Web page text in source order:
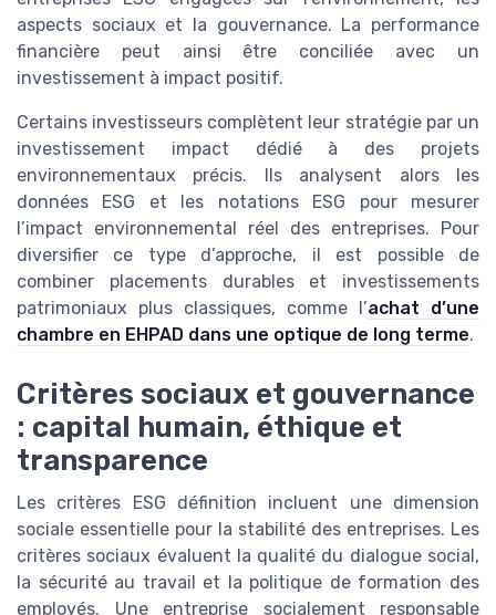
aspects sociaux et la gouvernance. La performance
financière peut ainsi être conciliée avec un
investissement à impact positif.
Certains investisseurs complètent leur stratégie par un
investissement impact dédié à des projets
environnementaux précis. Ils analysent alors les
données ESG et les notations ESG pour mesurer
l’impact environnemental réel des entreprises. Pour
diversifier ce type d’approche, il est possible de
combiner placements durables et investissements
patrimoniaux plus classiques, comme l’achat d’une
chambre en EHPAD dans une optique de long terme.
Critères sociaux et gouvernance
: capital humain, éthique et
transparence
Les critères ESG définition incluent une dimension
sociale essentielle pour la stabilité des entreprises. Les
critères sociaux évaluent la qualité du dialogue social,
la sécurité au travail et la politique de formation des
employés. Une entreprise socialement responsable